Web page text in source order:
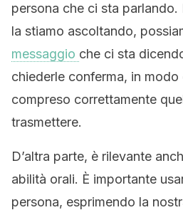
persona che ci sta parlando.
la stiamo ascoltando,
messaggio che ci sta
chiederle conferma, in
compreso correttamente
trasmettere.
D’altra parte, è rilevante
abilità orali. È importante
persona, esprimendo la